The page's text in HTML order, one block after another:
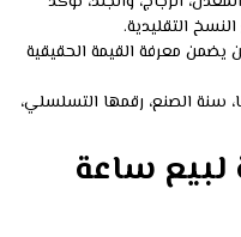
التقليدية.
يضمن معرفة القيمة الحقيقية
سنة الصنع، رقمها التسلسلي،
ساعة